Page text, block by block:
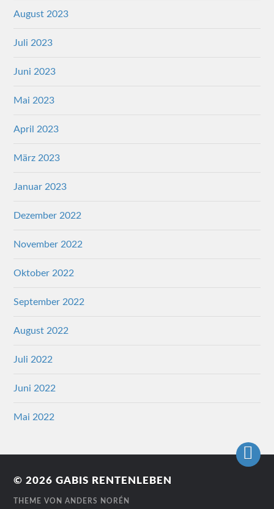
August 2023
Juli 2023
Juni 2023
Mai 2023
April 2023
März 2023
Januar 2023
Dezember 2022
November 2022
Oktober 2022
September 2022
August 2022
Juli 2022
Juni 2022
Mai 2022
© 2026GABIS RENTENLEBEN
THEME VONANDERS NORÉN